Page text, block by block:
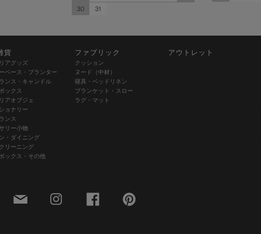
30
31
貨
アグッズ
ベース・プランター
ンス・キャンドル
ックス
アオブジェ
ョナリー
ンス
リー小物
・ダイニング
リーニング
ックス・その他
ファブリック
クッション
ヌード（中材）
寝具・ベッドリネン
ブランケット・スロー
ラグ・マット
アウトレット